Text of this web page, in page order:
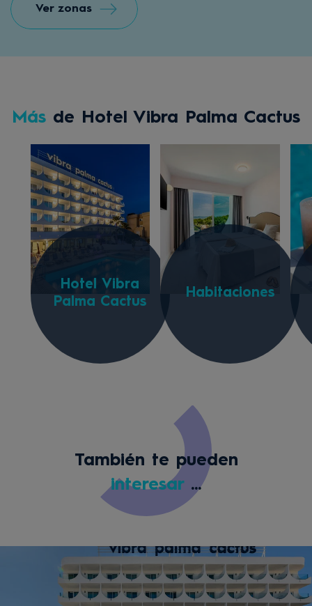
Ver zonas
Más de Hotel Vibra Palma Cactus
Hotel Vibra
Palma Cactus
Habitaciones
También te pueden
interesar ...